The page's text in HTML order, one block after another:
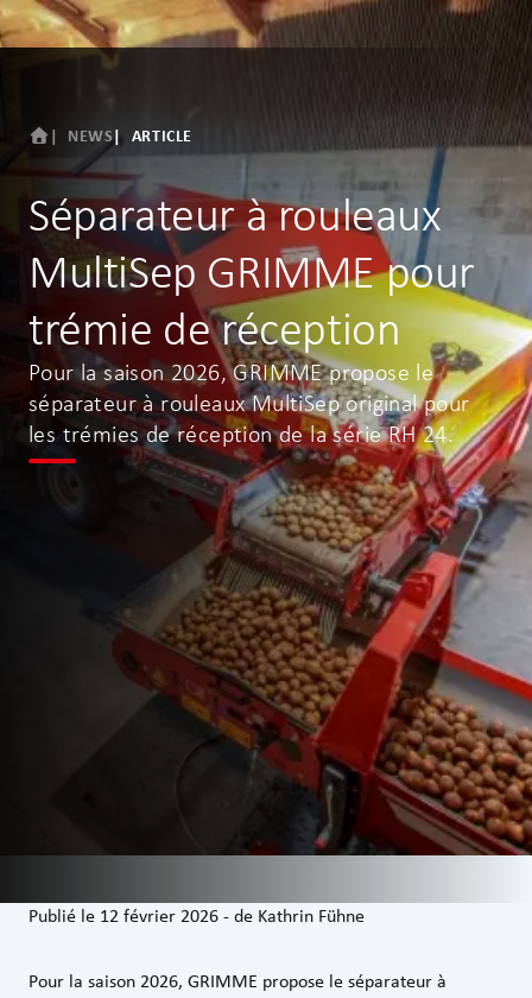
NEWS ARTICLE
Séparateur à rouleaux
MultiSep GRIMME pour
trémie de réception
Pour la saison 2026, GRIMME propose le
séparateur à rouleaux MultiSep original pour
les trémies de réception de la série RH 24.
Publié le 12 février 2026-de Kathrin Fühne
Pour la saison 2026, GRIMME propose le séparateur à